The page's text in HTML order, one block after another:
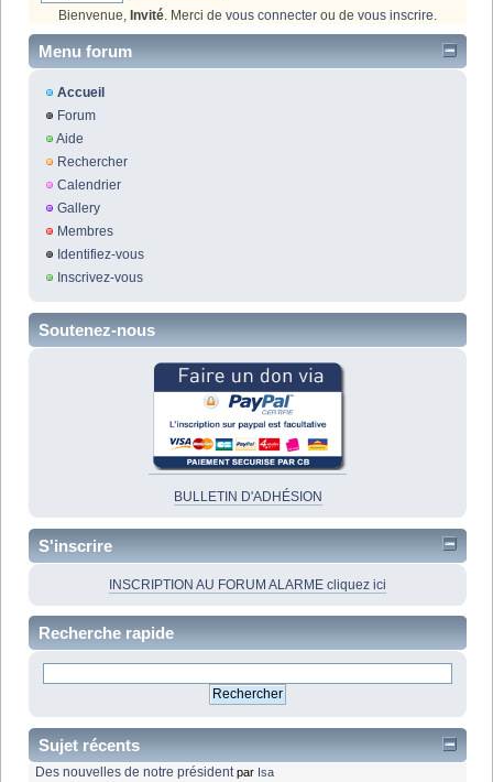
Bienvenue, Invité. Merci de vous connecter ou de vous inscrire.
Menu forum
Accueil
Forum
Aide
Rechercher
Calendrier
Gallery
Membres
Identifiez-vous
Inscrivez-vous
Soutenez-nous
BULLETIN D'ADHÉSION
S'inscrire
INSCRIPTION AU FORUM ALARME cliquez ici
Recherche rapide
Sujet récents
Des nouvelles de notre président par Isa